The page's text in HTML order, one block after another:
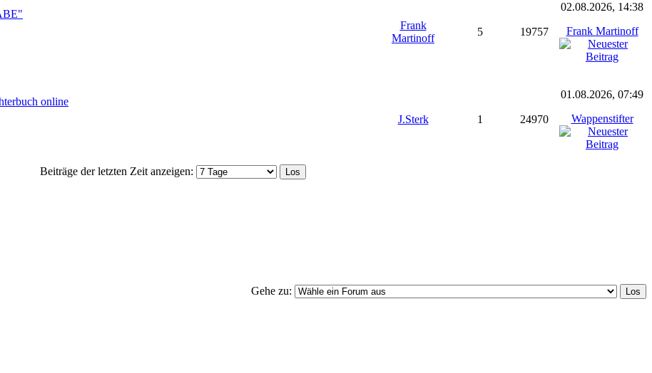
Frank
Martinoff
5 19757
02.08.2026, 14:38
Frank Martinoff
online
J.Sterk 1 24970
01.08.2026, 07:49
Wappenstifter
Beiträge der letzten Zeit anzeigen:
Gehe zu: